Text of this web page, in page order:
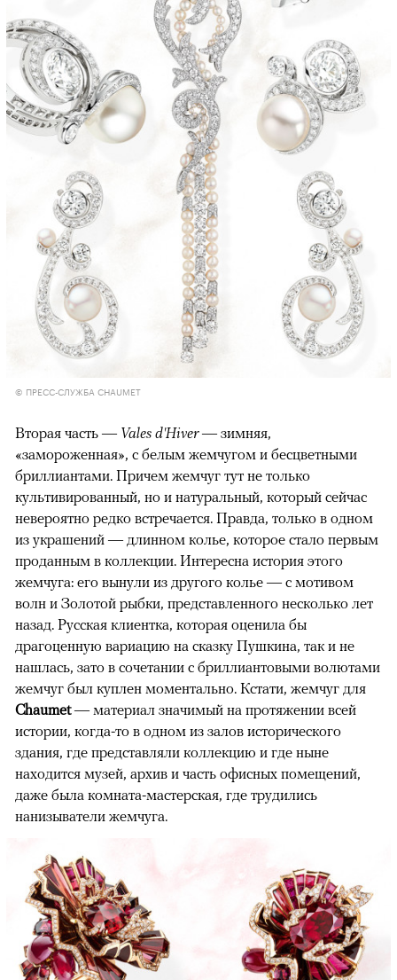
© ПРЕСС-СЛУЖБА CHAUMET
Вторая часть — Vales d'Hiver— зимняя,
«замороженная», с белым жемчугом и бесцветными
бриллиантами. Причем жемчуг тут не только
культивированный, но и натуральный, который сейчас
невероятно редко встречается. Правда, только в одном
из украшений — длинном колье, которое стало первым
проданным в коллекции. Интересна история этого
жемчуга: его вынули из другого колье — с мотивом
волн и Золотой рыбки, представленного несколько лет
назад. Русская клиентка, которая оценила бы
драгоценную вариацию на сказку Пушкина, так и не
нашлась, зато в сочетании с бриллиантовыми волютами
жемчуг был куплен моментально. Кстати, жемчуг для
Chaumet— материал значимый на протяжении всей
истории, когда-то в одном из залов исторического
здания, где представляли коллекцию и где ныне
находится музей, архив и часть офисных помещений,
даже была комната-мастерская, где трудились
нанизыватели жемчуга.